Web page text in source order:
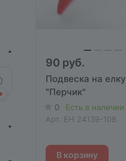
90 руб.
Подвеска на елку
"Перчик"
0
Есть в наличии
Арт. EH 24139-108
В корзину